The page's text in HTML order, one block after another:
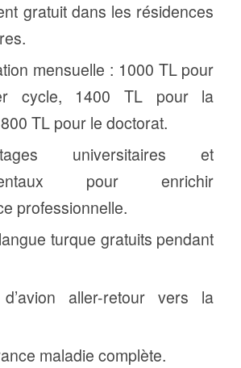
gratuit dans les résidences
mensuelle : 1000 TL pour
cycle, 1400 TL pour la
TL pour le doctorat.
universitaires et
pour enrichir
professionnelle.
turque gratuits pendant
aller-retour vers la
maladie complète.